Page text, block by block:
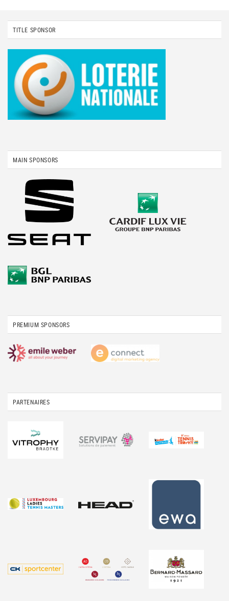
TITLE SPONSOR
MAIN SPONSORS
PREMIUM SPONSORS
PARTENAIRES